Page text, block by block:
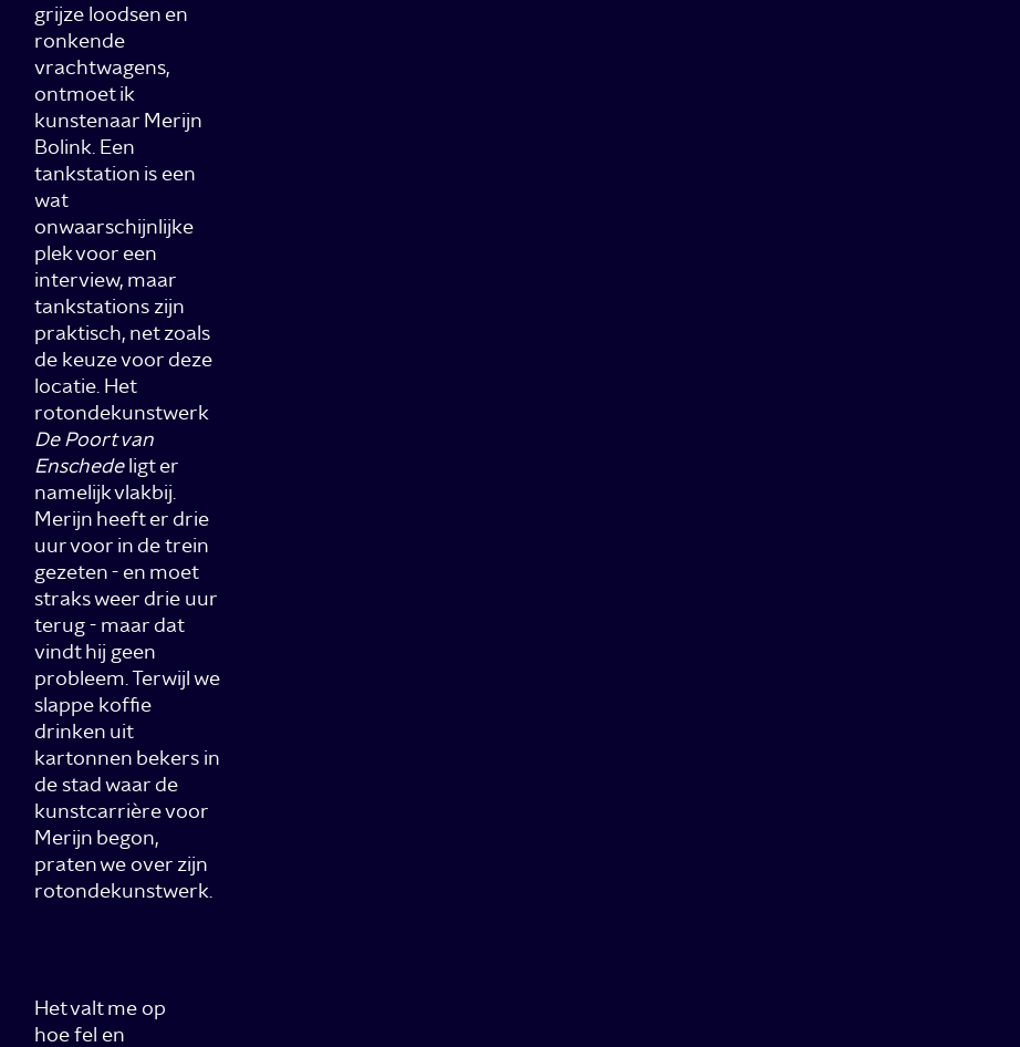
grijze loodsen en
ronkende
vrachtwagens,
ontmoet ik
kunstenaar Merijn
Bolink. Een
tankstation is een
wat
onwaarschijnlijke
plek voor een
interview, maar
tankstations zijn
praktisch, net zoals
de keuze voor deze
locatie. Het
rotondekunstwerk
De Poort van
Enschedeligt er
namelijk vlakbij.
Merijn heeft er drie
uur voor in de trein
gezeten - en moet
straks weer drie uur
terug - maar dat
vindt hij geen
probleem. Terwijl we
slappe koffie
drinken uit
kartonnen bekers in
de stad waar de
kunstcarrière voor
Merijn begon,
praten we over zijn
rotondekunstwerk.
Het valt me op
hoe fel en